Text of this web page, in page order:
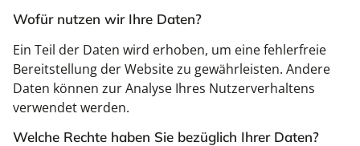
Wofür nutzen wir Ihre Daten?
Ein Teil der Daten wird erhoben, um eine fehlerfreie
Bereitstellung der Website zu gewährleisten. Andere
Daten können zur Analyse Ihres Nutzerverhaltens
verwendet werden.
Welche Rechte haben Sie bezüglich Ihrer Daten?